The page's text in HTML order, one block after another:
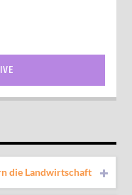
die Landwirtschaft